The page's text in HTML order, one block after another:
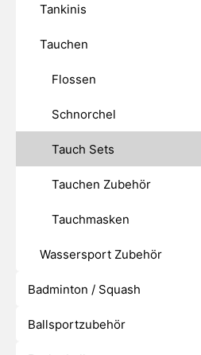
Tankinis
Tauchen
Flossen
Schnorchel
Tauch Sets
Tauchen Zubehör
Tauchmasken
Wassersport Zubehör
Badminton / Squash
Ballsportzubehör